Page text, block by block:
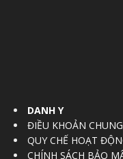
DANH Y
ĐIỀU KHOẢN CHUNG
QUY CHẾ HOẠT
CHÍNH SÁCH BẢO